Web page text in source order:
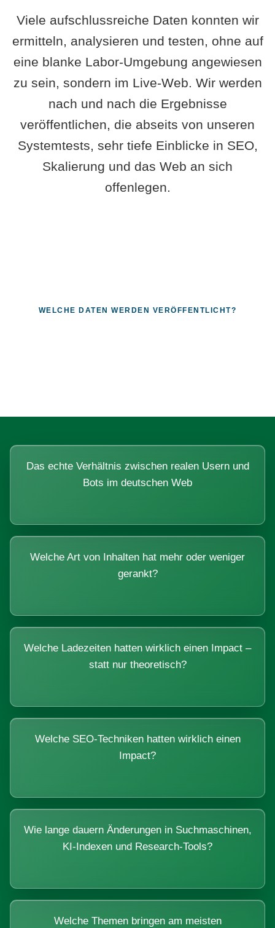
Viele aufschlussreiche Daten konnten wir
ermitteln, analysieren und testen, ohne auf
eine blanke Labor-Umgebung angewiesen
zu sein, sondern im Live-Web. Wir werden
nach und nach die Ergebnisse
veröffentlichen, die abseits von unseren
Systemtests, sehr tiefe Einblicke in SEO,
Skalierung und das Web an sich
offenlegen.
WELCHE DATEN WERDEN VERÖFFENTLICHT?
Das echte Verhältnis zwischen realen Usern und
Bots im deutschen Web
Welche Art von Inhalten hat mehr oder weniger
gerankt?
Welche Ladezeiten hatten wirklich einen Impact –
statt nur theoretisch?
Welche SEO-Techniken hatten wirklich einen
Impact?
Wie lange dauern Änderungen in Suchmaschinen,
KI-Indexen und Research-Tools?
Welche Themen bringen am meisten